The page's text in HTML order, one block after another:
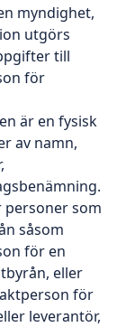
myndighet,
utgörs
till
för
är en fysisk
av namn,
personer som
såsom
för en
eller
för
leverantör,